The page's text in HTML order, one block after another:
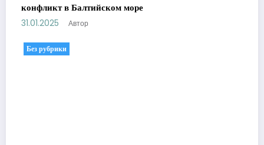
конфликт в Балтийском море
31.01.2025 Автор
Без рубрики